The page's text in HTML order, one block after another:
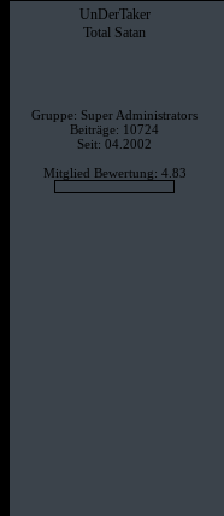
UnDerTaker
Total Satan
Gruppe: Super Administrators
Beiträge: 10724
Seit: 04.2002
Mitglied Bewertung: 4.83